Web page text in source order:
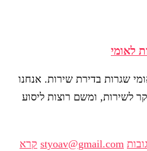
לאומי
שגרות בדירת שירות. אנחנו
לשירות, ומשם רוצות ליסוע
styoav@gmail.com קרא